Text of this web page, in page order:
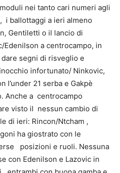
nei tanto cari numeri agli
i ballottaggi a ieri almeno
Gentiletti o il lancio di
Edenilson a centrocampo, in
segni di risveglio e
infortunato/ Ninkovic,
l’under 21 serba e Gakpè
Anche a centrocampo
visto il nessun cambio di
di ieri: Rincon/Ntcham ,
ha giostrato con le
posizioni e ruoli. Nessuna
con Edenilson e Lazovic in